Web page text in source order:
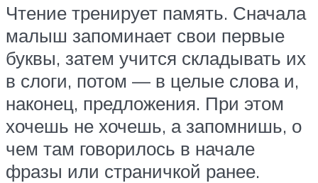
Чтение тренирует память. Сначала
малыш запоминает свои первые
буквы, затем учится складывать их
в слоги, потом — в целые слова и,
наконец, предложения. При этом
хочешь не хочешь, а запомнишь, о
чем там говорилось в начале
фразы или страничкой ранее.